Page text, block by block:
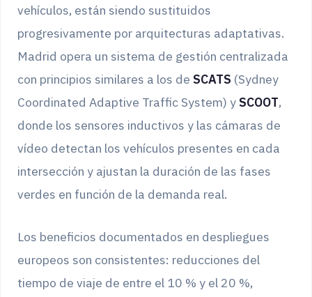
vehículos, están siendo sustituidos
progresivamente por arquitecturas adaptativas.
Madrid opera un sistema de gestión centralizada
con principios similares a los de SCATS (Sydney
Coordinated Adaptive Traffic System) y SCOOT,
donde los sensores inductivos y las cámaras de
vídeo detectan los vehículos presentes en cada
intersección y ajustan la duración de las fases
verdes en función de la demanda real.
Los beneficios documentados en despliegues
europeos son consistentes: reducciones del
tiempo de viaje de entre el 10 % y el 20 %,